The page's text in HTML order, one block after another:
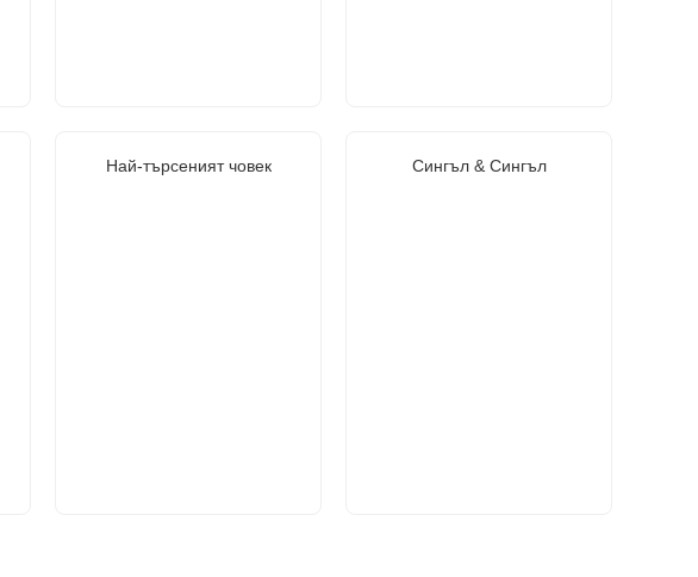
Най-търсеният човек Сингъл & Сингъл